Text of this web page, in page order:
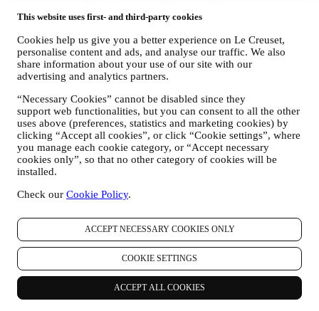
This website uses first- and third-party cookies
Cookies help us give you a better experience on Le Creuset,
personalise content and ads, and analyse our traffic. We also
share information about your use of our site with our
advertising and analytics partners.
“Necessary Cookies” cannot be disabled since they
support web functionalities, but you can consent to all the other
uses above (preferences, statistics and marketing cookies) by
clicking “Accept all cookies”, or click “Cookie settings”, where
you manage each cookie category, or “Accept necessary
cookies only”, so that no other category of cookies will be
installed.
Check our Cookie Policy.
ACCEPT NECESSARY COOKIES ONLY
COOKIE SETTINGS
ACCEPT ALL COOKIES
bekendgemaakt en die mogelijk op de hoogte zijn van de
waarvan wij uw gegevens overdragen aan niet-EU-landen) en
vragen om een kopie van uw persoonsgegevens die wij in ons
bezit hebben;
op rectificatie: u kunt ons vragen om uw gegevens in onze
databank te corrigeren of bij te werken;
op wissing: u kunt ons vragen om uw gegevens uit onze
databank te verwijderen (recht om te worden vergeten), tenzij
wij ze nog steeds nodig hebben om een aantal geldige
redenen. Met specifieke verwijzing naar marketingdoeleinden,
(a) zullen wij uw gegevens niet langer verzamelen zodra u uw
toestemming intrekt; en (b) natuurlijk, als u eerder verzamelde
verwijdering in overeenstemming met deze sectie;
gegevens niet langer in onze databank te verwerken;
persoonsgegevens te ontvangen of in bepaalde
omstandigheden en indien technisch mogelijk om deze naar
een andere organisatie te verzenden;
om bezwaar te maken tegen de verwerking en te allen tijde
uw toestemming in te trekken, met name voor de gegevens